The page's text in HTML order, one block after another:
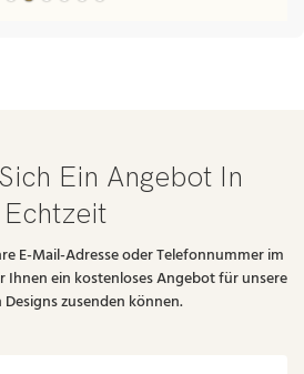
Ein Angebot In
Echtzeit
E-Mail-Adresse oder Telefonnummer im
ein kostenloses Angebot für unsere
zusenden können.